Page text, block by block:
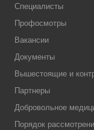
Специалисты
Профосмотры
Вакансии
Документы
Вышестоящие и
Партнеры
Добровольное
Порядок